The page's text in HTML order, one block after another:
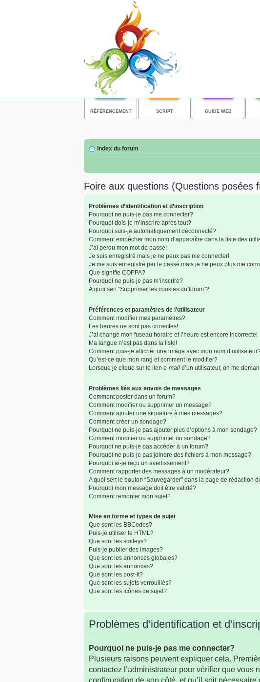
RÉFÉRENCEMENT SCRIPT GUIDE WEB
Index du forum
Foire aux questions (Questions posées
Problèmes d’identification et d’inscription
Pourquoi ne puis-je pas me connecter?
Pourquoi dois-je m’inscrire après tout?
Pourquoi suis-je automatiquement déconnecté?
Comment empêcher mon nom d’apparaître dans la liste des
J’ai perdu mon mot de passe!
Je suis enregistré mais je ne peux pas me connecter!
Je me suis enregistré par le passé mais je ne peux plus me
Que signifie COPPA?
Pourquoi ne puis-je pas m’inscrire?
A quoi sert “Supprimer les cookies du forum”?
Préférences et paramètres de l’utilisateur
Comment modifier mes paramètres?
Les heures ne sont pas correctes!
J’ai changé mon fuseau horaire et l’heure est encore incorrecte!
Ma langue n’est pas dans la liste!
Comment puis-je afficher une image avec mon nom
Qu’est-ce que mon rang et comment le modifier?
Lorsque je clique sur le lien e-mail d’un utilisateur, on me
Problèmes liés aux envois de messages
Comment poster dans un forum?
Comment modifier ou supprimer un message?
Comment ajouter une signature à mes messages?
Comment créer un sondage?
Pourquoi ne puis-je pas ajouter plus d’options à mon sondage?
Comment modifier ou supprimer un sondage?
Pourquoi ne puis-je pas accéder à un forum?
Pourquoi ne puis-je pas joindre des fichiers à mon message?
Pourquoi ai-je reçu un avertissement?
Comment rapporter des messages à un modérateur?
A quoi sert le bouton “Sauvegarder” dans la page de rédaction
Pourquoi mon message doit être validé?
Comment remonter mon sujet?
Mise en forme et types de sujet
Que sont les BBCodes?
Puis-je utiliser le HTML?
Que sont les smileys?
Puis-je publier des images?
Que sont les annonces globales?
Que sont les annonces?
Que sont les post-it?
Que sont les sujets verrouillés?
Que sont les icônes de sujet?
Problèmes d’identification et
Pourquoi ne puis-je pas me connecter?
Plusieurs raisons peuvent expliquer cela.
contactez l’administrateur pour vérifier que vous
configuration de son côté, et qu’il soit nécessaire